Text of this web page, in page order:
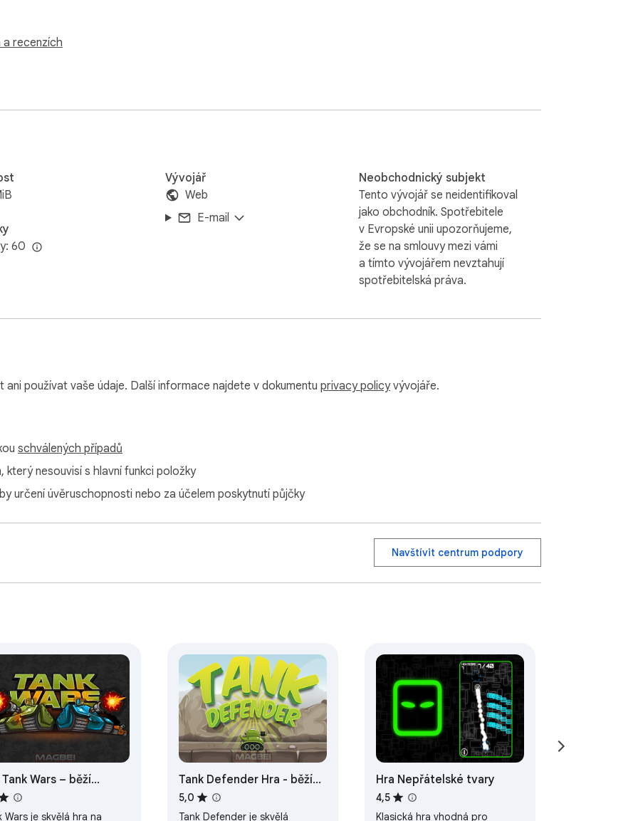
recenzích
60
Vývojář
Web
E-mail
Neobchodnický subjekt
Tento vývojář se neidentifikoval
jako obchodník. Spotřebitele
v Evropské unii upozorňujeme,
že se na smlouvy mezi vámi
a tímto vývojářem nevztahují
spotřebitelská práva.
používat vaše údaje. Další informace najdete v dokumentu privacy policyvývojáře.
schválených případů
nesouvisí s hlavní funkci položky
určení úvěruschopnosti nebo za účelem poskytnutí půjčky
Navštívit centrum podpory
Tank Wars – běží
Wars je skvělá hra na
Tank Defender Hra - běží
offline
5,0
Tank Defender je skvělá
Hra Nepřátelské tvary
4,5
Klasická hra vhodná pro